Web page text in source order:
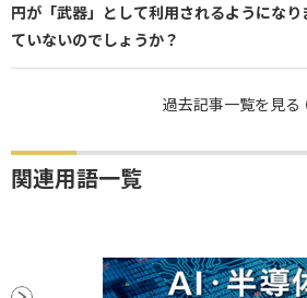
円が「武器」として利用されるようになり
ていないのでしょうか？
過去記事一覧を見る
関連用語一覧